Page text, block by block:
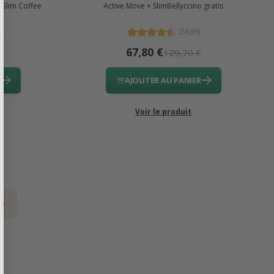
Slim Coffee
Active Move + SlimBellyccino gratis
(5636)
67,80 €129,70 €
AJOUTER AU PANIER
Voir le produit